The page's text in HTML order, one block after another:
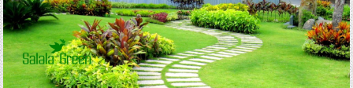
Skip
to
content